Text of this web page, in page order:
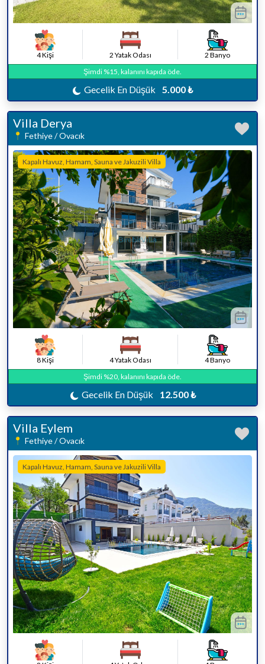
4 Kişi 2 Yatak Odası
2 Banyo
Şimdi %15, kalanını kapıda öde.
Gecelik En Düşük 5.000 ₺
Villa Derya
Fethiye / Ovacık
Kapalı Havuz, Hamam, Sauna ve Jakuzili Villa
8 Kişi 4 Yatak Odası
4 Banyo
Şimdi %20, kalanını kapıda öde.
Gecelik En Düşük 12.500 ₺
Villa Eylem
Fethiye / Ovacık
Kapalı Havuz, Hamam, Sauna ve Jakuzili Villa